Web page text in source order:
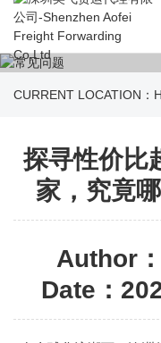
CURRENT LOCATION：
探寻性价比
家，究竟
Author
Date：